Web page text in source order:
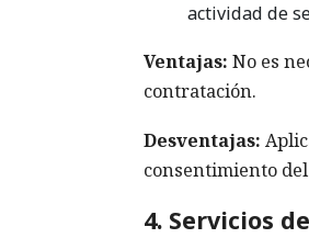
actividad de
Ventajas: No es
contratación.
Desventajas:
consentimiento
4. Servicios